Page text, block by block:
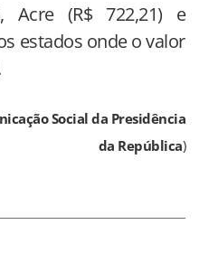
Acre (R$ 722,21) e
estados onde o valor
Social da Presidência
da República)